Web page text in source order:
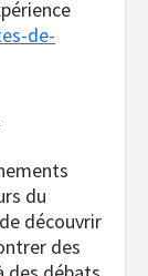
de-
du
découvrir
des